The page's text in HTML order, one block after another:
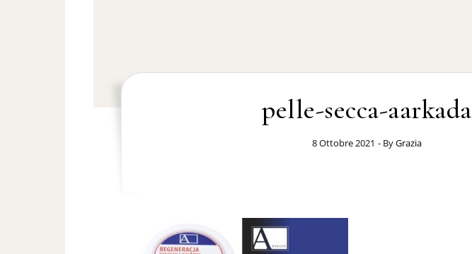
pelle-secca-aarkada
8 Ottobre 2021 - ByGrazia